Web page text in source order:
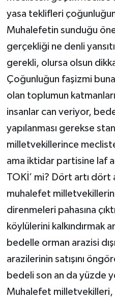
yasa teklifleri
Muhalefetin sunduğu
gerçekliği ne denli
gerekli, olursa olsun
Çoğunluğun faşizmi
olan toplumun
insanlar can veriyor,
yapılanması gerekse
milletvekillerince
ama iktidar partisine laf
TOKİ’ mi? Dört artı dört
muhalefet
direnmeleri pahasına
köylülerini kalkındırmak
bedelle orman arazisi
arazilerinin satışını
bedeli son an da yüzde
Muhalefet